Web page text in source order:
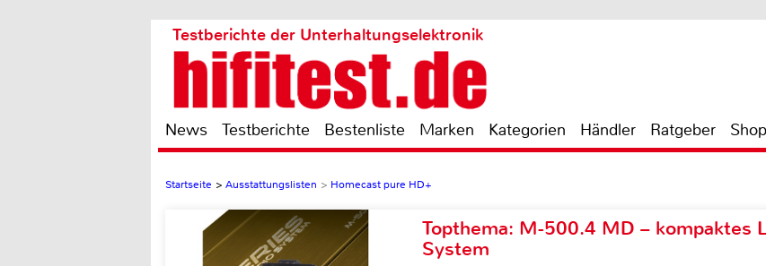
Testberichte der Unterhaltungselektronik
News Testberichte Bestenliste Marken Kategorien Händler Ratgeber Shop
Startseite > Ausstattungslisten > Homecast pure HD+
Topthema: M-500.4 MD – kompaktes
System